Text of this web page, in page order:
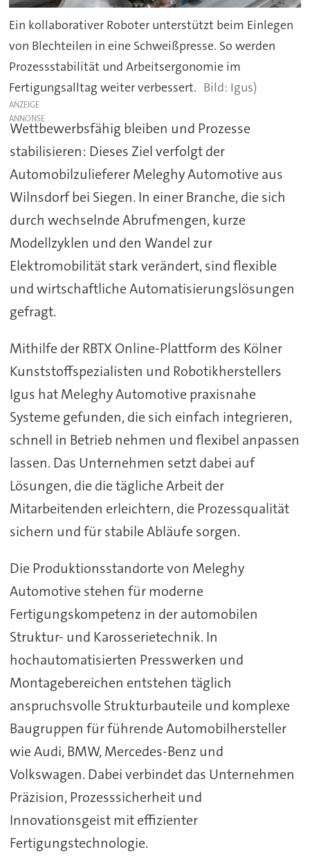
Ein kollaborativer Roboter unterstützt beim Einlegen
von Blechteilen in eine Schweißpresse. So werden
Prozessstabilität und Arbeitsergonomie im
Fertigungsalltag weiter verbessert.
Igus)
ANZEIGE
Wettbewerbsfähig bleiben und Prozesse
stabilisieren: Dieses Ziel verfolgt der
Automobilzulieferer Meleghy Automotive aus
Wilnsdorf bei Siegen. In einer Branche, die sich
durch wechselnde Abrufmengen, kurze
Modellzyklen und den Wandel zur
Elektromobilität stark verändert, sind flexible
und wirtschaftliche Automatisierungslösungen
gefragt.
Mithilfe der RBTX Online-Plattform des Kölner
Kunststoffspezialisten und Robotikherstellers
Igus hat Meleghy Automotive praxisnahe
Systeme gefunden, die sich einfach integrieren,
schnell in Betrieb nehmen und flexibel anpassen
lassen. Das Unternehmen setzt dabei auf
Lösungen, die die tägliche Arbeit der
Mitarbeitenden erleichtern, die Prozessqualität
sichern und für stabile Abläufe sorgen.
Die Produktionsstandorte von Meleghy
Automotive stehen für moderne
Fertigungskompetenz in der automobilen
Struktur- und Karosserietechnik. In
hochautomatisierten Presswerken und
Montagebereichen entstehen täglich
anspruchsvolle Strukturbauteile und komplexe
Baugruppen für führende Automobilhersteller
wie Audi, BMW, Mercedes-Benz und
Volkswagen. Dabei verbindet das Unternehmen
Präzision, Prozesssicherheit und
Innovationsgeist mit effizienter
Fertigungstechnologie.